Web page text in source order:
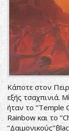
Κάποτε στον
εξής τσαχπινιά.
ήταν το ‘’Temple
Rainbow και το